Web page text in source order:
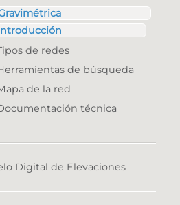
de redes
de búsqueda
de la red
técnica
Digital de Elevaciones